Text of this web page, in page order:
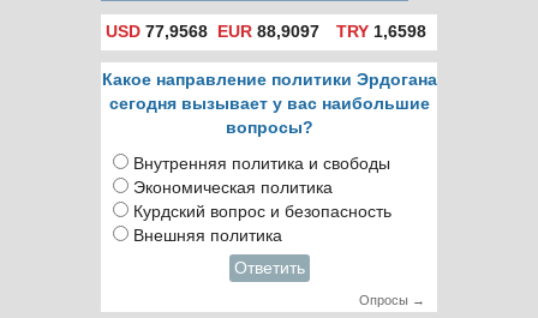
USD 77,9568 EUR 88,9097 TRY1,6598
Какое направление политики Эрдогана
сегодня вызывает у вас наибольшие
вопросы?
Внутренняя политика и свободы
Экономическая политика
Курдский вопрос и безопасность
Внешняя политика
Ответить
Опросы →